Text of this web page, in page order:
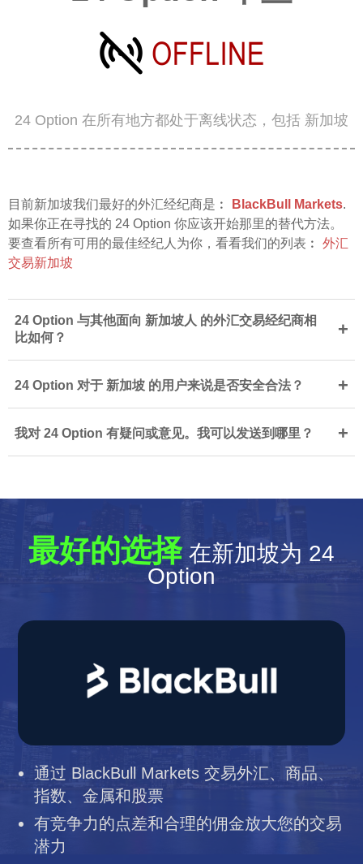
24 Option 在所有地方都处于离线状态，包括 新加坡
目前新加坡我们最好的外汇经纪商是︰ BlackBull Markets.
如果你正在寻找的 24 Option 你应该开始那里的替代方法。
要查看所有可用的最佳经纪人为你，看看我们的列表︰ 外汇
交易新加坡
24 Option 与其他面向 新加坡人 的外汇交易经纪商相
比如何？
+
24 Option 对于 新加坡 的用户来说是否安全合法？ +
我对 24 Option 有疑问或意见。我可以发送到哪里？ +
最好的选择在新加坡为 24
Option
通过 BlackBull Markets 交易外汇、商品、
指数、金属和股票
有竞争力的点差和合理的佣金放大您的交易
潜力